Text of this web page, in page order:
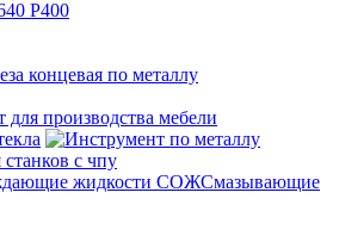
P400
концевая по металлу
для производства мебели
с чпу
Смазывающие